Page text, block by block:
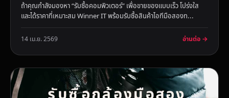
ถ้าคุณกำลังมองหา “รับซื้อคอมพิวเตอร์” เพื่อขายของแบบเร็ว โปร่งใส
และได้ราคาที่เหมาะสม Winner IT พร้อมรับซื้อสินค้าไอทีมือสองท...
14 เม.ย. 2569 อ่านต่อ →